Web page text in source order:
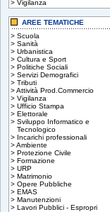
> Vigilanza
AREE TEMATICHE
> Scuola
> Sanità
> Urbanistica
> Cultura e Sport
> Politiche Sociali
> Servizi Demografici
> Tributi
>Attività Prod.Commercio
> Vigilanza
> Ufficio Stampa
> Elettorale
> Sviluppo Informatico e
Tecnologico
> Incarichi professionali
>Ambiente
> Protezione Civile
> Formazione
> URP
> Matrimonio
> Opere Pubbliche
> EMAS
> Manutenzioni
> Lavori Pubblici - Espropri